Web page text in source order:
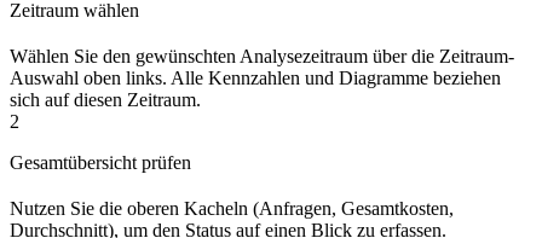
Zeitraum wählen
Wählen Sie den gewünschten Analysezeitraum über die Zeitraum-
Auswahl oben links. Alle Kennzahlen und Diagramme beziehen
sich auf diesen Zeitraum.
2
Gesamtübersicht prüfen
Nutzen Sie die oberen Kacheln (Anfragen, Gesamtkosten,
Durchschnitt), um den Status auf einen Blick zu erfassen.